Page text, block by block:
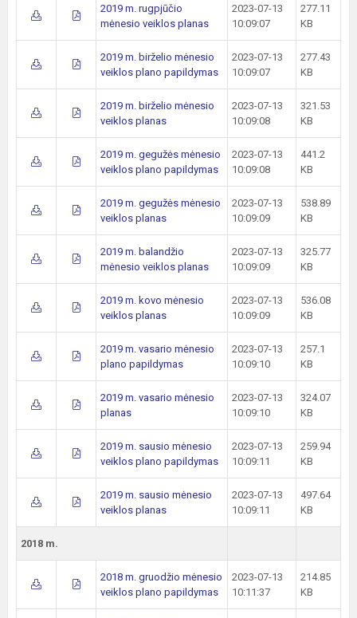
2019 m. rugpjūčio
mėnesio veiklos planas
2023-07-13
10:09:07
277.11
KB
2019 m. birželio mėnesio
veiklos plano papildymas
2023-07-13
10:09:07
277.43
KB
2019 m. birželio mėnesio
veiklos planas
2023-07-13
10:09:08
321.53
KB
2019 m. gegužės mėnesio
veiklos plano papildymas
2023-07-13
10:09:08
441.2
KB
2019 m. gegužės mėnesio
veiklos planas
2023-07-13
10:09:09
538.89
KB
2019 m. balandžio
mėnesio veiklos planas
2023-07-13
10:09:09
325.77
KB
2019 m. kovo mėnesio
veiklos planas
2023-07-13
10:09:09
536.08
KB
2019 m. vasario mėnesio
plano papildymas
2023-07-13
10:09:10
257.1
KB
2019 m. vasario mėnesio
planas
2023-07-13
10:09:10
324.07
KB
2019 m. sausio mėnesio
veiklos plano papildymas
2023-07-13
10:09:11
259.94
KB
2019 m. sausio mėnesio
veiklos planas
2023-07-13
10:09:11
497.64
KB
2018 m.
2018 m. gruodžio mėnesio
veiklos plano papildymas
2023-07-13
10:11:37
214.85
KB